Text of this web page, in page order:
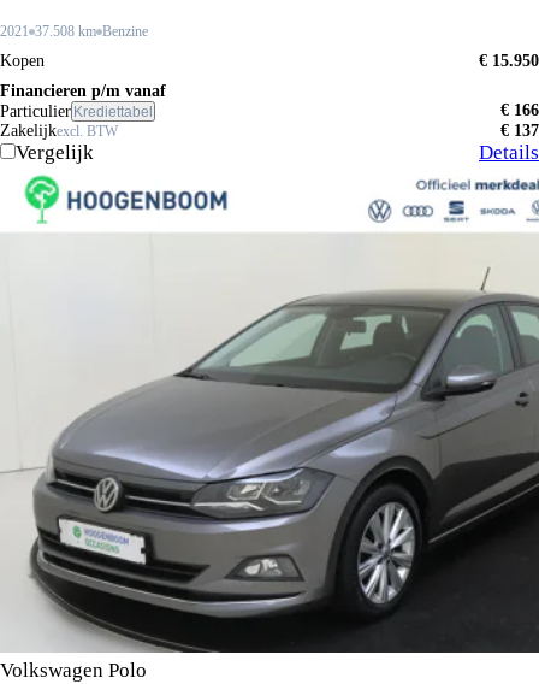
2021 37.508 km Benzine
Kopen
€ 15.950
Financieren p/m vanaf
Particulier Krediettabel
€ 166
Zakelijkexcl. BTW € 137
Vergelijk Details
Volkswagen Polo